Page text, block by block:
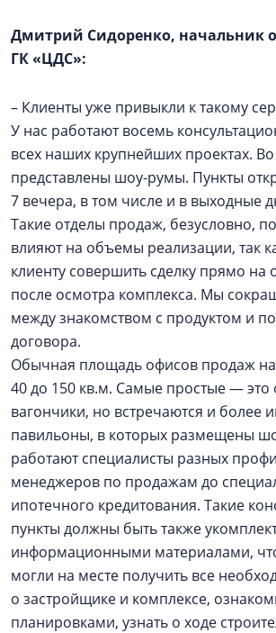
Дмитрий Сидоренко, начальник
ГК «ЦДС»:
– Клиенты уже привыкли к такому
У нас работают восемь
всех наших крупнейших проектах.
представлены шоу-румы. Пункты
7 вечера, в том числе и в выходные
Такие отделы продаж, безусловно,
влияют на объемы реализации, так
клиенту совершить сделку прямо на
после осмотра комплекса. Мы
между знакомством с продуктом и
договора.
Обычная площадь офисов продаж
40 до 150 кв.м. Самые простые —
вагончики, но встречаются и более
павильоны, в которых размещены
работают специалисты разных
менеджеров по продажам до
ипотечного кредитования. Такие
пункты должны быть также
информационными материалами,
могли на месте получить все
о застройщике и комплексе,
планировками, узнать о ходе